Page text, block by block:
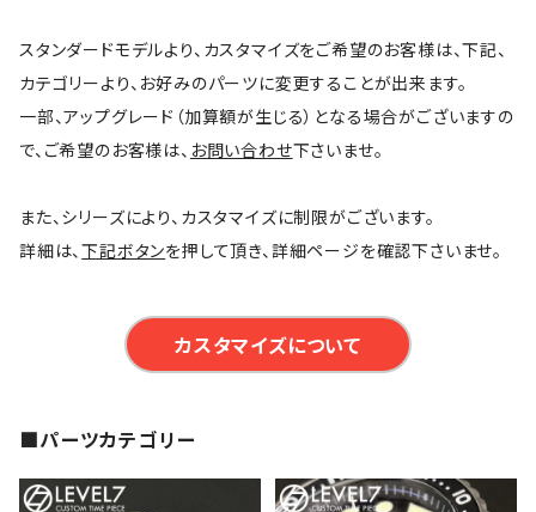
スタンダードモデルより、カスタマイズをご希望のお客様は、下記、
カテゴリーより、お好みのパーツに変更することが出来ます。
一部、アップグレード（加算額が生じる）となる場合がございますの
で、ご希望のお客様は、 お問い合わせ下さいませ。
また、シリーズにより、カスタマイズに制限がございます。
詳細は、下記ボタンを押して頂き、詳細ページを確認下さいませ。
カスタマイズについて
■パーツカテゴリー